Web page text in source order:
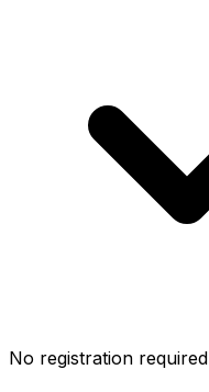
No registration required